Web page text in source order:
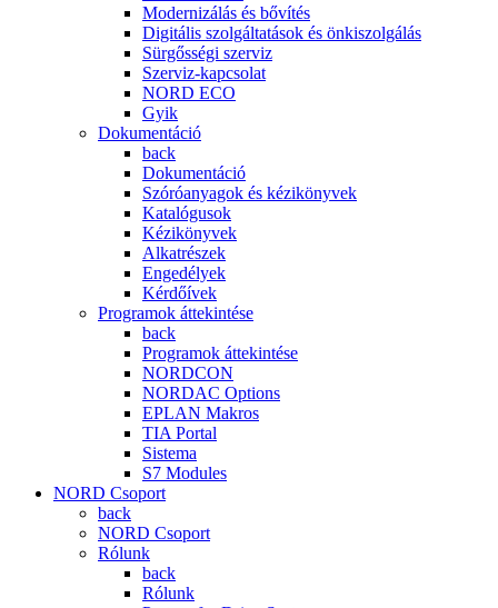
Modernizálás és bővítés
Digitális szolgáltatások és önkiszolgálás
Sürgősségi szerviz
Szerviz-kapcsolat
NORD ECO
Gyik
Dokumentáció
back
Dokumentáció
Szóróanyagok és kézikönyvek
Katalógusok
Kézikönyvek
Alkatrészek
Engedélyek
Kérdőívek
Programok áttekintése
back
Programok áttekintése
NORDCON
NORDAC Options
EPLAN Makros
TIA Portal
Sistema
S7 Modules
NORD Csoport
back
NORD Csoport
Rólunk
back
Rólunk